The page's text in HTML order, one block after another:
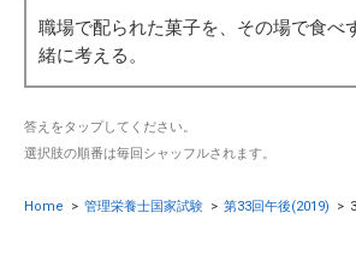
職場で配られた菓子を、その場で食べ
緒に考える。
答えをタップしてください。
選択肢の順番は毎回シャッフルされます。
Home > 管理栄養士国家試験 > 第33回午後(2019) >